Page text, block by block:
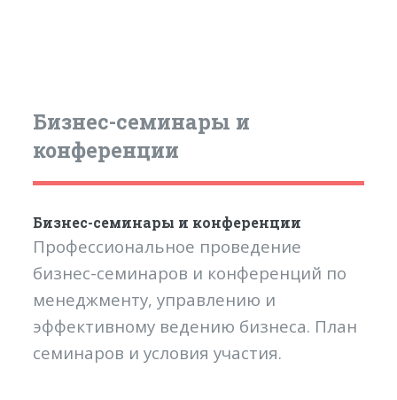
Бизнес-семинары и
конференции
Бизнес-семинары и конференции
Профессиональное проведение
бизнес-семинаров и конференций по
менеджменту, управлению и
эффективному ведению бизнеса. План
семинаров и условия участия.